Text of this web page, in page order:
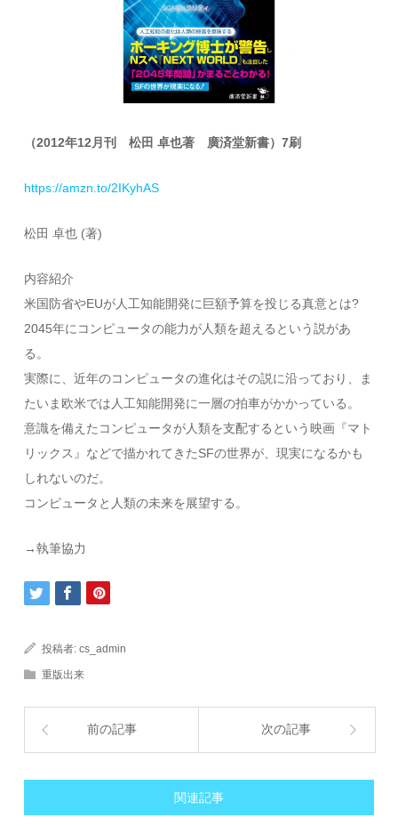
（2012年12月刊 松田 卓也著 廣済堂新書）7刷
https://amzn.to/2IKyhAS
松田 卓也 (著)
内容紹介
米国防省やEUが人工知能開発に巨額予算を投じる真意とは?
2045年にコンピュータの能力が人類を超えるという説があ
る。
実際に、近年のコンピュータの進化はその説に沿っており、ま
たいま欧米では人工知能開発に一層の拍車がかかっている。
意識を備えたコンピュータが人類を支配するという映画『マト
リックス』などで描かれてきたSFの世界が、現実になるかも
しれないのだ。
コンピュータと人類の未来を展望する。
→執筆協力
投稿者:cs_admin
重版出来
前の記事 次の記事
関連記事